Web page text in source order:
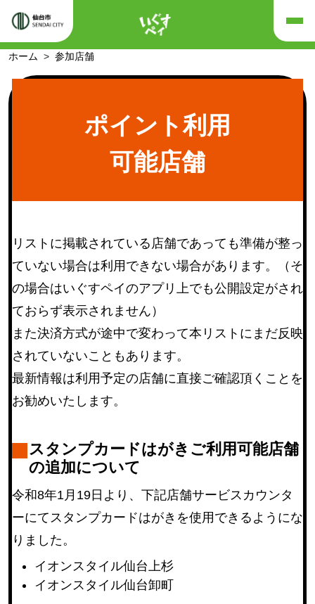
ホーム 参加店舗
ポイント利用
可能店舗
リストに掲載されている店舗であっても準備が整っ
ていない場合は利用できない場合があります。（そ
の場合はいぐすペイのアプリ上でも公開設定がされ
ておらず表示されません）
また決済方式が途中で変わって本リストにまだ反映
されていないこともあります。
最新情報は利用予定の店舗に直接ご確認頂くことを
お勧めいたします。
スタンプカードはがきご利用可能店舗
の追加について
令和8年1月19日より、下記店舗サービスカウンタ
ーにてスタンプカードはがきを使用できるようにな
りました。
イオンスタイル仙台上杉
イオンスタイル仙台卸町